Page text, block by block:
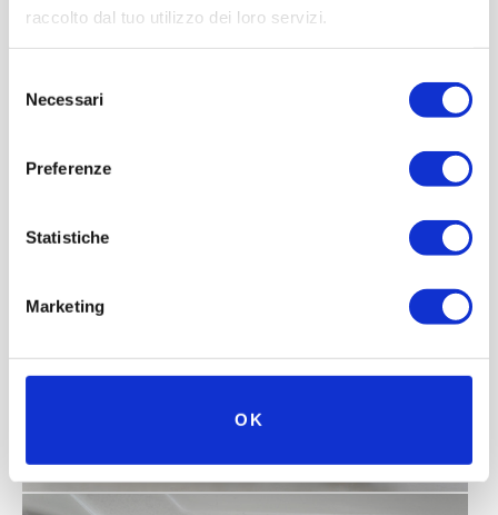
raccolto dal tuo utilizzo dei loro servizi.
delNecessari
Preferenze
Statistiche
Marketing
OK